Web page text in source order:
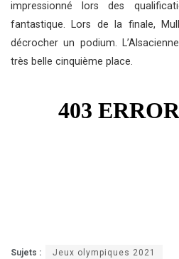
impressionné lors des
fantastique. Lors de la finale,
décrocher un podium.
très belle cinquième place.
Sujets : Jeux olympiques 2021